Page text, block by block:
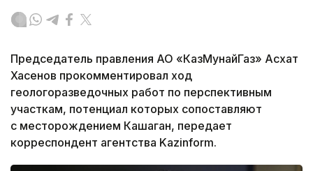
Председатель правления АО «КазМунайГаз» Асхат
Хасенов прокомментировал ход
геологоразведочных работ по перспективным
участкам, потенциал которых сопоставляют
с месторождением Кашаган, передает
корреспондент агентства Kazinform.